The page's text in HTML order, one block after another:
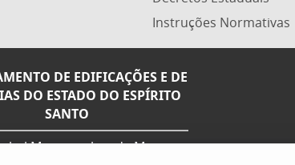
Instruções Normativas
DE EDIFICAÇÕES E DE
DO ESTADO DO ESPÍRITO
SANTO
Mascarenhas de Moraes,